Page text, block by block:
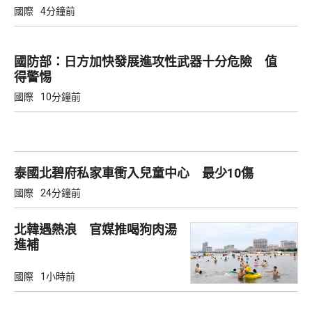
國際 4分鐘前
國防部：日方加快發展進攻性武器十分危險 值
得警惕
國際 10分鐘前
泰國北碧府私家車衝入兒童中心 最少10傷
國際 24分鐘前
北韓遇熱浪 官媒推喝狗肉湯
進補
國際 1小時前